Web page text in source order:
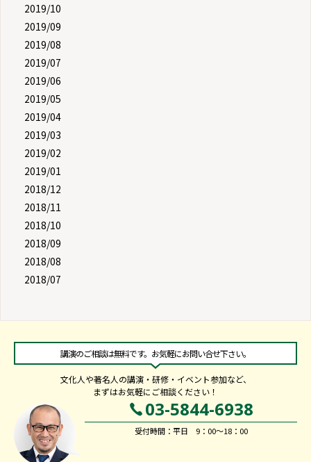
2019/10
2019/09
2019/08
2019/07
2019/06
2019/05
2019/04
2019/03
2019/02
2019/01
2018/12
2018/11
2018/10
2018/09
2018/08
2018/07
講演のご相談は無料です。お気軽にお問い合せ下さい。
文化人や著名人の講演・研修・イベント参加など、
まずはお気軽にご相談ください！
03-5844-6938
受付時間：平日 9：00～18：00